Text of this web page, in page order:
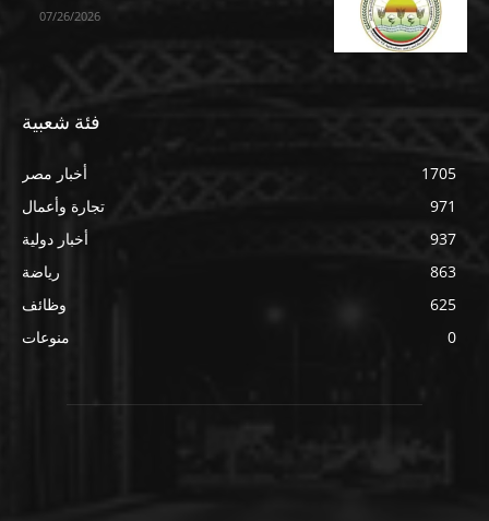
07/26/2026
فئة شعبية
أخبار مصر
1705
تجارة وأعمال
971
أخبار دولية
937
رياضة
863
وظائف
625
منوعات
0